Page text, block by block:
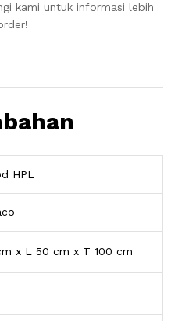
kami untuk informasi lebih
HPL
x L 50 cm x T 100 cm